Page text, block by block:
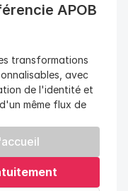
APOB
transformations
avec
de l'identité et
même flux de